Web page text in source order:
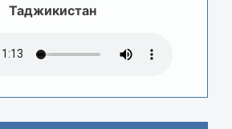
Таджикистан